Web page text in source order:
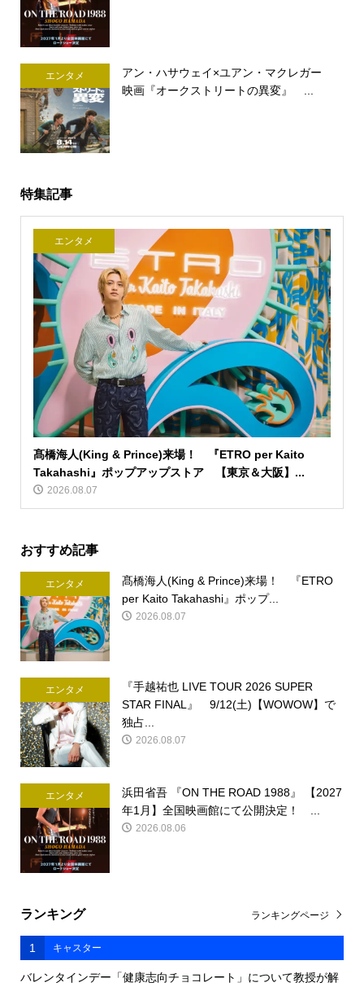
エンタメ
アン・ハサウェイ×ユアン・マクレガー
映画『オークストリートの異変』 ...
特集記事
エンタメ
髙橋海人(King & Prince)来場！ 『ETRO per Kaito
Takahashi』ポップアップストア 【東京＆大阪】...
2026.08.07
おすすめ記事
エンタメ
髙橋海人(King & Prince)来場！ 『ETRO
per Kaito Takahashi』ポップ...
2026.08.07
エンタメ
『手越祐也 LIVE TOUR 2026 SUPER
STAR FINAL』 9/12(土)【WOWOW】で
独占...
2026.08.07
エンタメ
浜田省吾 『ON THE ROAD 1988』 【2027
年1月】全国映画館にて公開決定！ ...
2026.08.06
ランキング
1 キャスター
バレンタインデー「健康志向チョコレート」について教授が解
ランキングページ